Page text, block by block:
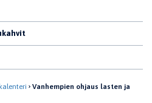
Vanhempien ohjaus lasten ja